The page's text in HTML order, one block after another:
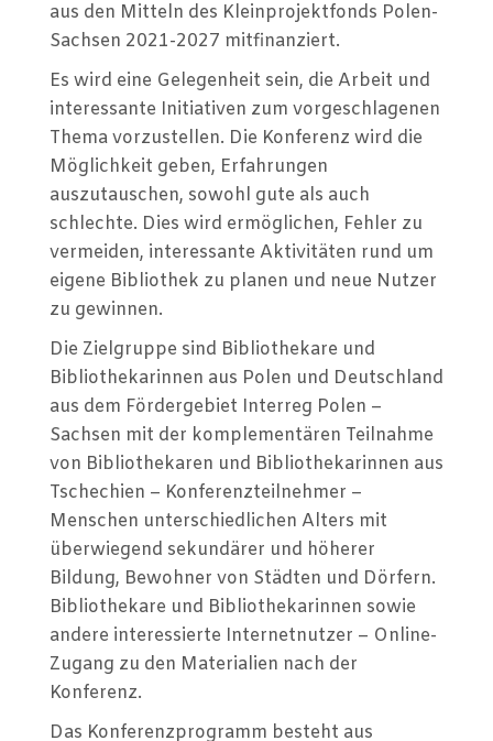
aus den Mitteln des Kleinprojektfonds Polen-
Sachsen 2021-2027 mitfinanziert.
Es wird eine Gelegenheit sein, die Arbeit und
interessante Initiativen zum vorgeschlagenen
Thema vorzustellen. Die Konferenz wird die
Möglichkeit geben, Erfahrungen
auszutauschen, sowohl gute als auch
schlechte. Dies wird ermöglichen, Fehler zu
vermeiden, interessante Aktivitäten rund um
eigene Bibliothek zu planen und neue Nutzer
zu gewinnen.
Die Zielgruppe sind Bibliothekare und
Bibliothekarinnen aus Polen und Deutschland
aus dem Fördergebiet Interreg Polen –
Sachsen mit der komplementären Teilnahme
von Bibliothekaren und Bibliothekarinnen aus
Tschechien – Konferenzteilnehmer –
Menschen unterschiedlichen Alters mit
überwiegend sekundärer und höherer
Bildung, Bewohner von Städten und Dörfern.
Bibliothekare und Bibliothekarinnen sowie
andere interessierte Internetnutzer – Online-
Zugang zu den Materialien nach der
Konferenz.
Das Konferenzprogramm besteht aus